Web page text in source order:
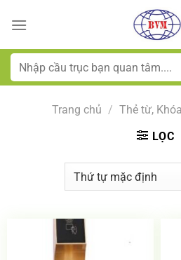
qua
dungTìm
kiếm:
Trang chủ / Thẻ từ,
LỌC